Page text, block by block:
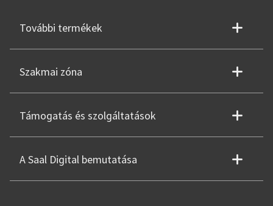
További termékek
Szakmai zóna
Támogatás és szolgáltatások
A Saal Digital bemutatása